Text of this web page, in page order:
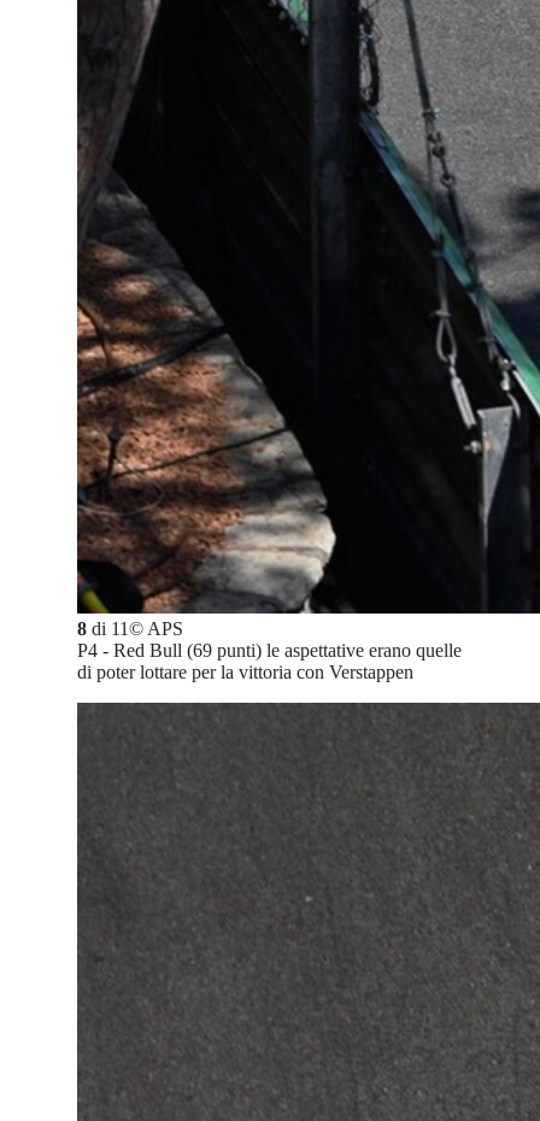
8 di 11© APS
P4 - Red Bull (69 punti) le aspettative erano quelle
di poter lottare per la vittoria con Verstappen